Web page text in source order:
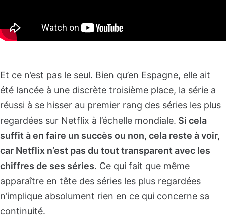
Et ce n’est pas le seul. Bien qu’en Espagne, elle ait
été lancée à une discrète troisième place, la série a
réussi à se hisser au premier rang des séries les plus
regardées sur Netflix à l’échelle mondiale. Si cela
suffit à en faire un succès ou non, cela reste à voir,
car Netflix n’est pas du tout transparent avec les
chiffres de ses séries. Ce qui fait que même
apparaître en tête des séries les plus regardées
n’implique absolument rien en ce qui concerne sa
continuité.